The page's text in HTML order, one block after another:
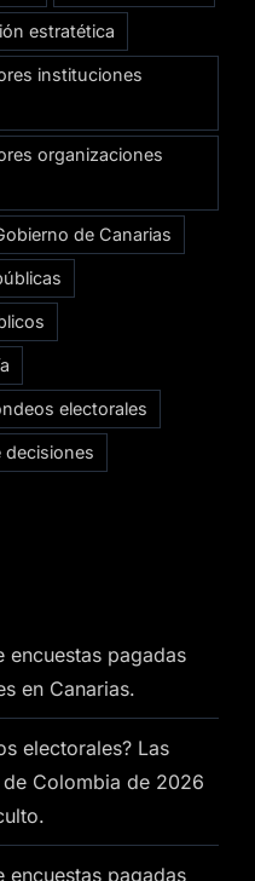
estratética
instituciones
organizaciones
de Canarias
electorales
decisiones
encuestas pagadas
en Canarias.
electorales? Las
Colombia de 2026
encuestas pagadas